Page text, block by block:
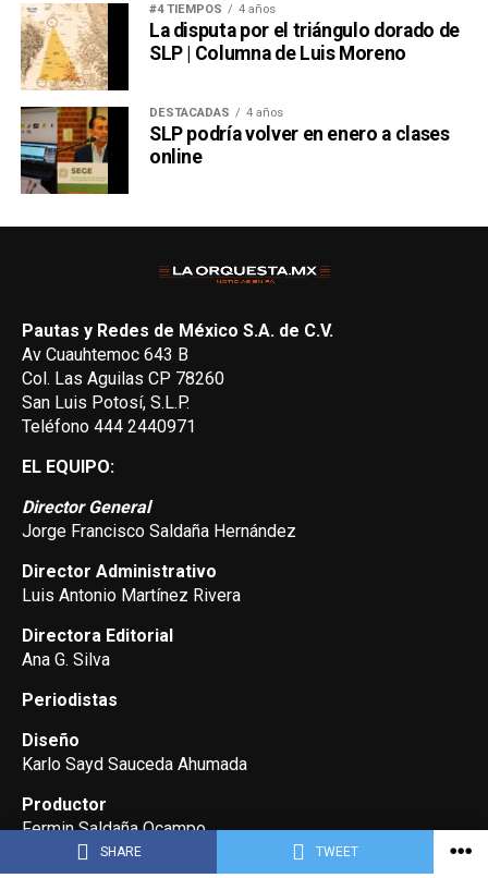
SHARE TWEET
#4 TIEMPOS 4 años
La disputa por el triángulo dorado de
SLP | Columna de Luis Moreno
DESTACADAS 4 años
SLP podría volver en enero a clases
online
Pautas y Redes de México S.A. de C.V.
Av Cuauhtemoc 643 B
Col. Las Aguilas CP 78260
San Luis Potosí, S.L.P.
Teléfono 444 2440971
EL EQUIPO:
Director General
Jorge Francisco Saldaña Hernández
Director Administrativo
Luis Antonio Martínez Rivera
Directora Editorial
Ana G. Silva
Periodistas
Diseño
Karlo Sayd Sauceda Ahumada
Productor
Fermin Saldaña Ocampo